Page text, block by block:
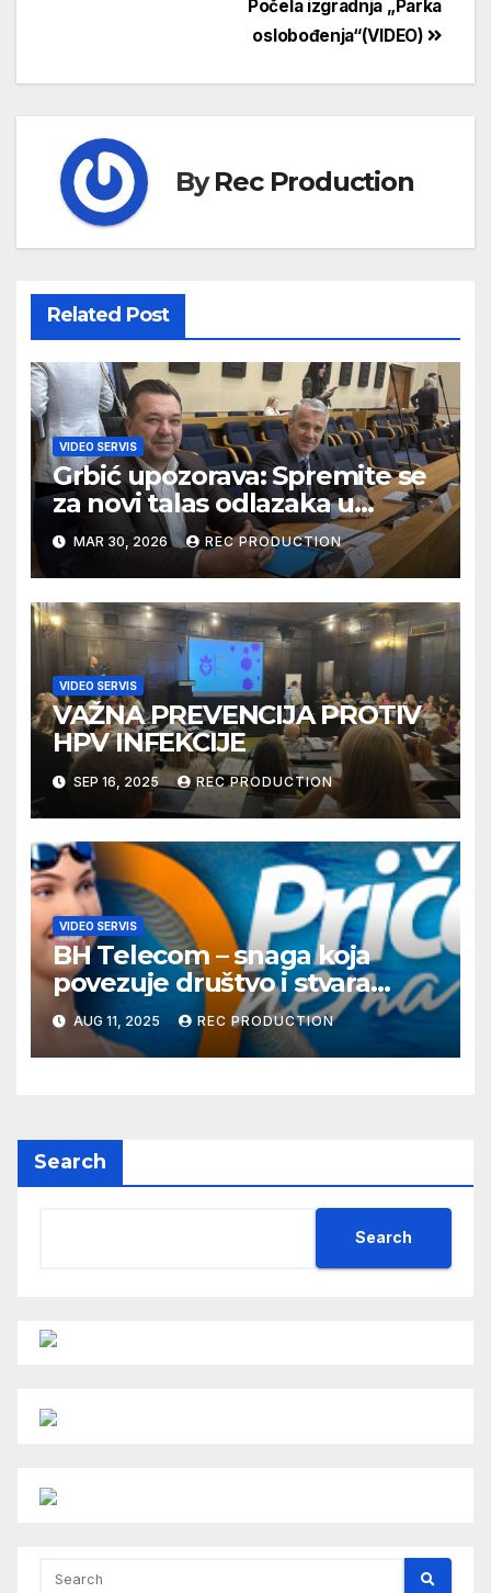
Počela izgradnja „Parka
oslobođenja“(VIDEO)
ByRec Production
Related Post
VIDEO SERVIS
Grbić upozorava: Spremite se
za novi talas odlazaka u
Njemačku
MAR 30, 2026 REC PRODUCTION
VIDEO SERVIS
VAŽNA PREVENCIJA PROTIV
HPV INFEKCIJE
SEP 16, 2025 REC PRODUCTION
VIDEO SERVIS
BH Telecom – snaga koja
povezuje društvo i stvara
dobre priče
AUG 11, 2025 REC PRODUCTION
Search
Search